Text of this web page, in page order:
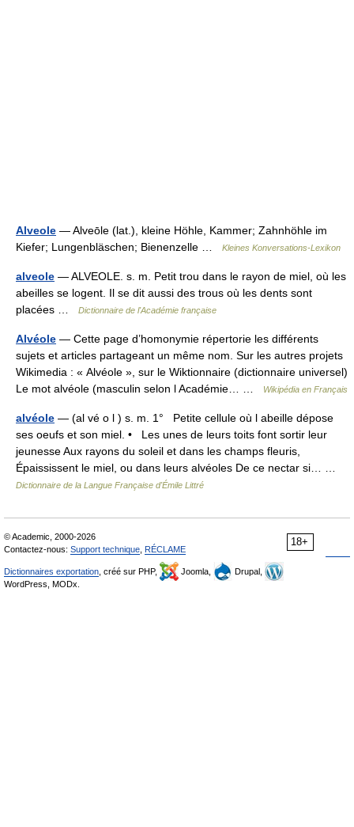
Alveole — Alveōle (lat.), kleine Höhle, Kammer; Zahnhöhle im
Kiefer; Lungenbläschen; Bienenzelle …
Kleines Konversations-Lexikon
alveole — ALVEOLE. s. m. Petit trou dans le rayon de miel, où les
abeilles se logent. Il se dit aussi des trous où les dents sont
placées …
Dictionnaire de l'Académie française
Alvéole — Cette page d’homonymie répertorie les différents
sujets et articles partageant un même nom. Sur les autres projets
Wikimedia : « Alvéole », sur le Wiktionnaire (dictionnaire universel)
Le mot alvéole (masculin selon l Académie… …
Wikipédia en Français
alvéole — (al vé o l ) s. m. 1° Petite cellule où l abeille dépose
ses oeufs et son miel. • Les unes de leurs toits font sortir leur
jeunesse Aux rayons du soleil et dans les champs fleuris,
Épaississent le miel, ou dans leurs alvéoles De ce nectar si… …
Dictionnaire de la Langue Française d'Émile Littré
18+
© Academic, 2000-2026
Contactez-nous: Support technique RÉCLAME
Dictionnaires exportation , créé sur PHP, Joomla,
Drupal,
WordPress, MODx.